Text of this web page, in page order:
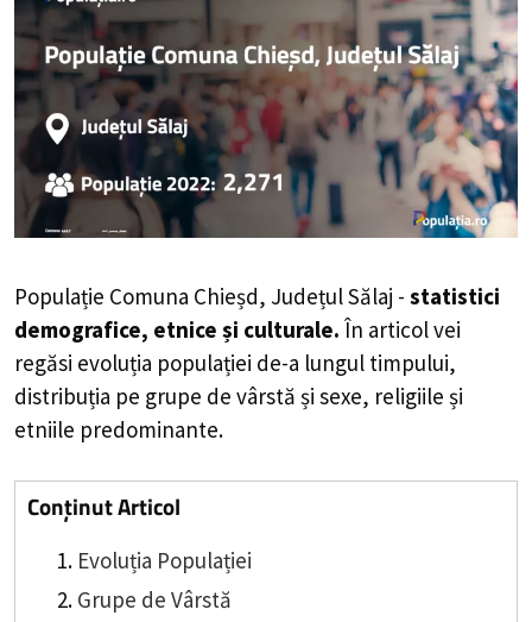
Populație Comuna Chieșd, Județul Sălaj - statistici
demografice, etnice și culturale. În articol vei
regăsi evoluția populației de-a lungul timpului,
distribuția pe grupe de vârstă și sexe, religiile și
etniile predominante.
Conținut Articol
Evoluția Populației
Grupe de Vârstă